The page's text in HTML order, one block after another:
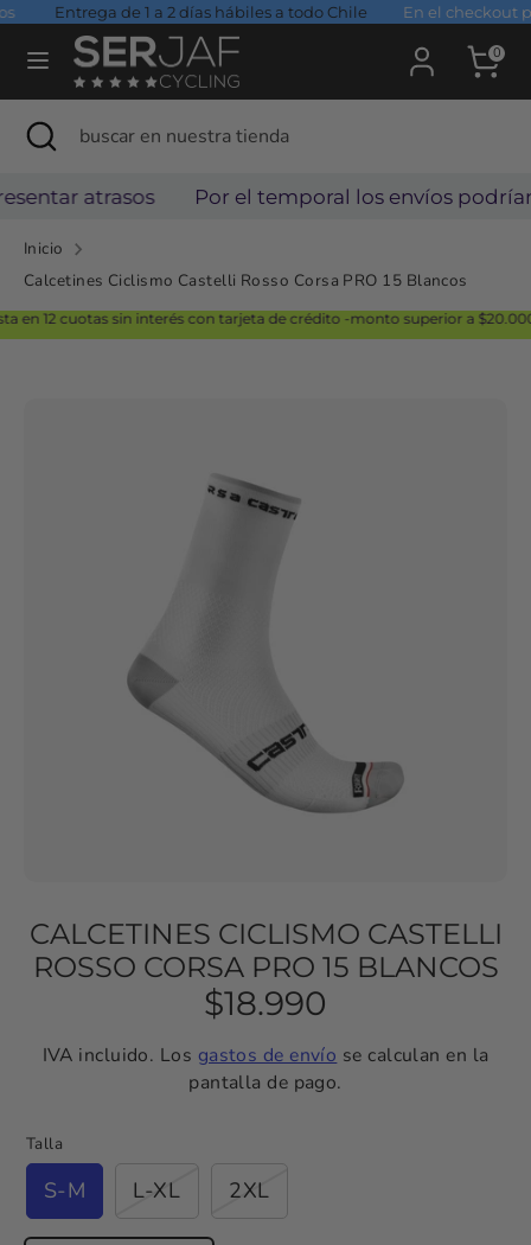
Ir
directamente
Entrega de 1 a 2 días hábiles a todo Chile En el checkout
0
Buscarbuscar
en
tienda
Buscarbuscar
nuestra
Cerrar
búsqueda
atrasos Por el temporal los envíos podrían
Inicio
Calcetines Ciclismo Castelli Rosso Corsa PRO 15 Blancos
12 cuotas sin interés con tarjeta de crédito -monto superior a $20.000-,
CALCETINES CICLISMO CASTELLI
ROSSO CORSA PRO 15 BLANCOS
$18.990
IVA incluido. Los gastos de envío se calculan en la
pantalla de pago.
Talla
S-M L-XL 2XL